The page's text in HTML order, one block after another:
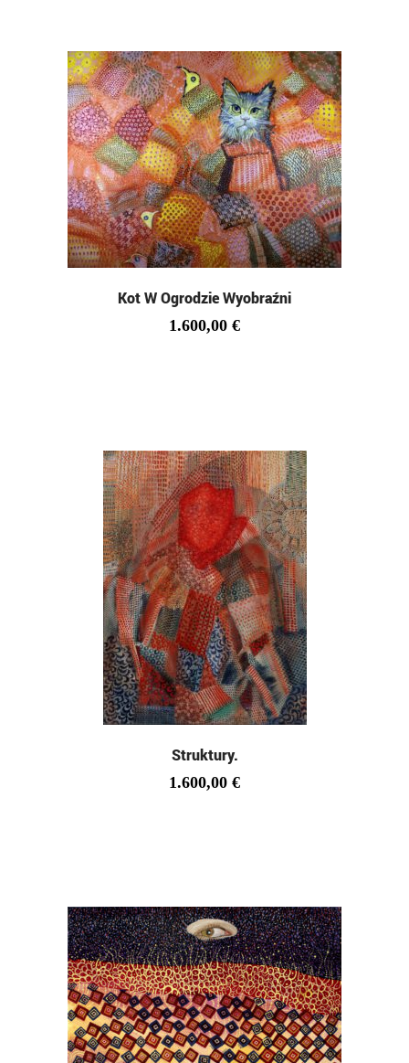
Kot W Ogrodzie Wyobraźni
1.600,00 €
Struktury.
1.600,00 €